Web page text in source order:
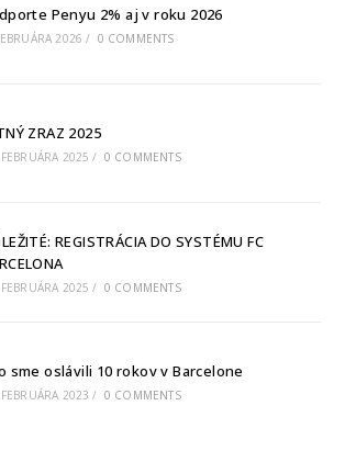
Penyu 2% aj v roku 2026
2026 / 0 COMMENTS
ZRAZ 2025
2025 / 0 COMMENTS
REGISTRÁCIA DO SYSTÉMU FC
2025 / 0 COMMENTS
sme oslávili 10 rokov v Barcelone
2023 / 0 COMMENTS